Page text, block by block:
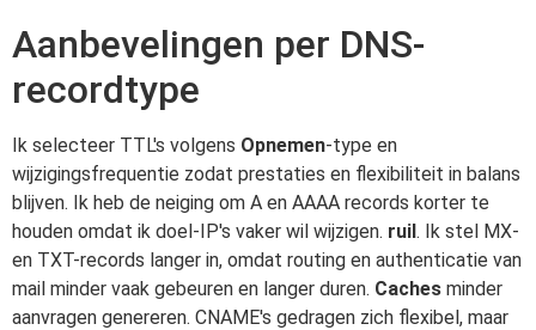
Aanbevelingen per DNS-
recordtype
Ik selecteer TTL's volgens Opnemen-type en
wijzigingsfrequentie zodat prestaties en flexibiliteit in balans
blijven. Ik heb de neiging om A en AAAA records korter te
houden omdat ik doel-IP's vaker wil wijzigen. ruil. Ik stel MX-
en TXT-records langer in, omdat routing en authenticatie van
mail minder vaak gebeuren en langer duren. Caches minder
aanvragen genereren. CNAME's gedragen zich flexibel, maar